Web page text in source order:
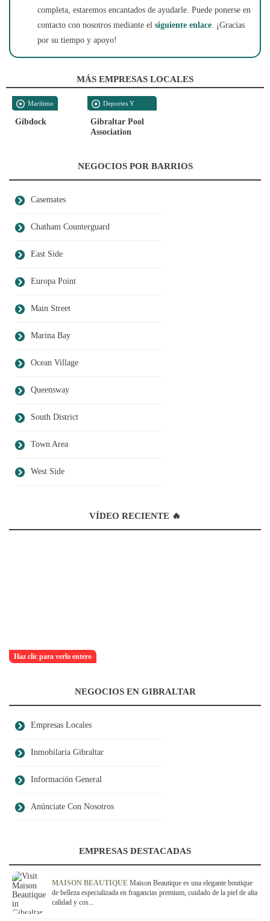
completa, estaremos encantados de ayudarle. Puede ponerse en
contacto con nosotros mediante el siguiente enlace. ¡Gracias
por su tiempo y apoyo!
MÁS EMPRESAS LOCALES
Marítimo
Gibdock
Deportes Y
Recreación
Gibraltar Pool
Association
NEGOCIOS POR BARRIOS
Casemates
Chatham Counterguard
East Side
Europa Point
Main Street
Marina Bay
Ocean Village
Queensway
South District
Town Area
West Side
VÍDEO RECIENTE 🔥
Haz clic para verlo entero
NEGOCIOS EN GIBRALTAR
Empresas Locales
Inmobilaria Gibraltar
Información General
Anúnciate Con Nosotros
EMPRESAS DESTACADAS
MAISON BEAUTIQUE Maison Beautique es una elegante boutique
de belleza especializada en fragancias premium, cuidado de la piel de alta
calidad y cos...